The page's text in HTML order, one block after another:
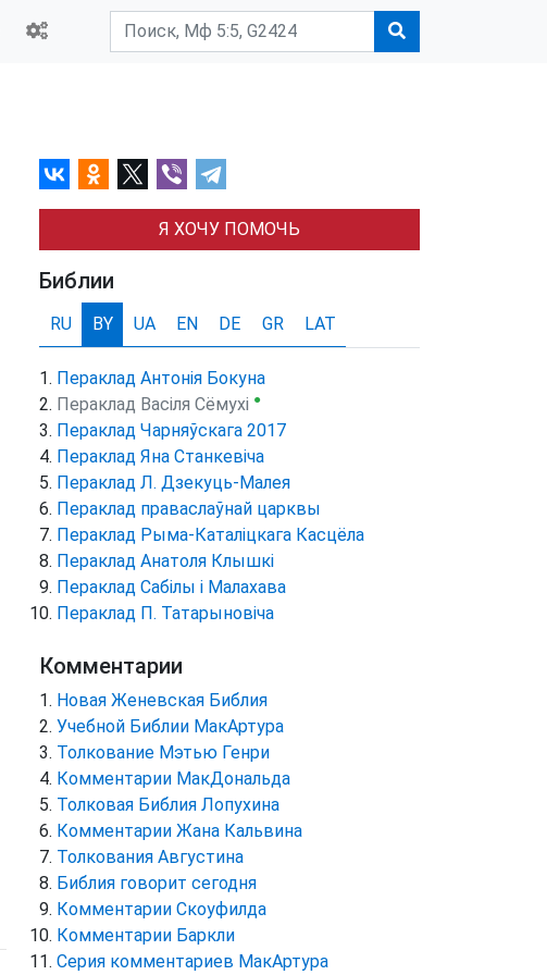
Я ХОЧУ ПОМОЧЬ
Библии
RU BY UA EN DE GR LAT
Пераклад Антонія Бокуна
Пераклад Васіля Сёмухі ●
Пераклад Чарняўскага 2017
Пераклад Яна Станкевіча
Пераклад Л. Дзекуць-Малея
Пераклад праваслаўнай царквы
Пераклад Рыма-Каталіцкага Касцёла
Пераклад Анатоля Клышкi
Пераклад Сабілы і Малахава
Пераклад П. Татарыновіча
Комментарии
Новая Женевская Библия
Учебной Библии МакАртура
Толкование Мэтью Генри
Комментарии МакДональда
Толковая Библия Лопухина
Комментарии Жана Кальвина
Толкования Августина
Библия говорит сегодня
Комментарии Скоуфилда
Комментарии Баркли
Серия комментариев МакАртура